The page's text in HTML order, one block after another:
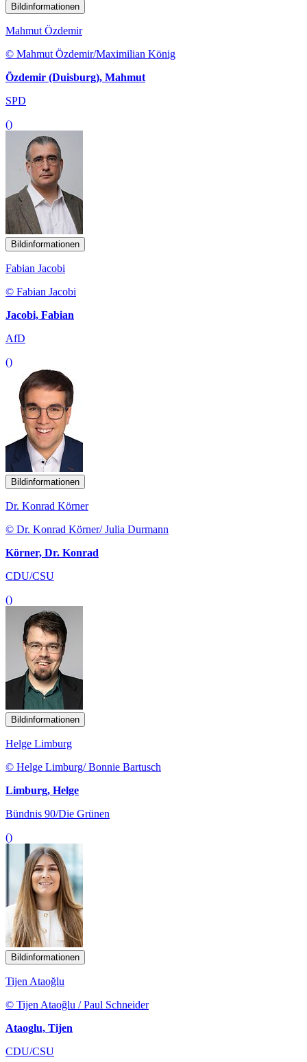
Bildinformationen
Mahmut Özdemir
© Mahmut Özdemir/Maximilian König
Özdemir (Duisburg), Mahmut
SPD
()
Bildinformationen
Fabian Jacobi
© Fabian Jacobi
Jacobi, Fabian
AfD
()
Bildinformationen
Dr. Konrad Körner
© Dr. Konrad Körner/ Julia Durmann
Körner, Dr. Konrad
CDU/CSU
()
Bildinformationen
Helge Limburg
© Helge Limburg/ Bonnie Bartusch
Limburg, Helge
Bündnis 90/Die Grünen
()
Bildinformationen
Tijen Ataoğlu
© Tijen Ataoğlu / Paul Schneider
Ataoglu, Tijen
CDU/CSU